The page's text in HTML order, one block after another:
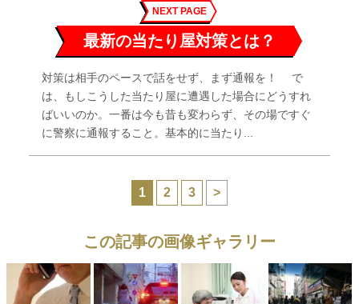
NEXT PAGE
最新の当たり屋対策とは？
対策は相手のペースで話をせず、まず通報を！ で
は、もしこうした当たり屋に遭遇した場合にどうすれ
ばいいのか。一番は今も昔も変わらず、その場ですぐ
に警察に通報すること。基本的に当たり...
1 2 3 >
この記事の画像ギャラリー